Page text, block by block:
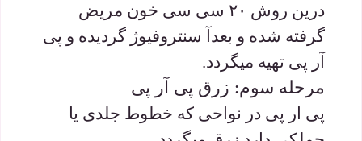
درین روش ۲۰ سی سی خون مریض
گرفته شده و بعدآ سنتروفیوژ گردیده و پی
آر پی تهیه میگردد.
مرحله سوم: زرق پی آر پی
پی ار پی در نواحی که خطوط جلدی یا